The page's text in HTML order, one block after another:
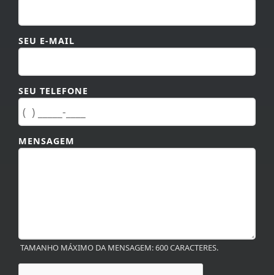
SEU E-MAIL
SEU TELEFONE
MENSAGEM
TAMANHO MÁXIMO DA MENSAGEM: 600 CARACTERES.